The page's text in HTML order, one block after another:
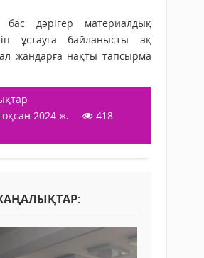
дәрігер материалдық
ұстауға байланысты ақ
жандарға нақты тапсырма
2024 ж.
418